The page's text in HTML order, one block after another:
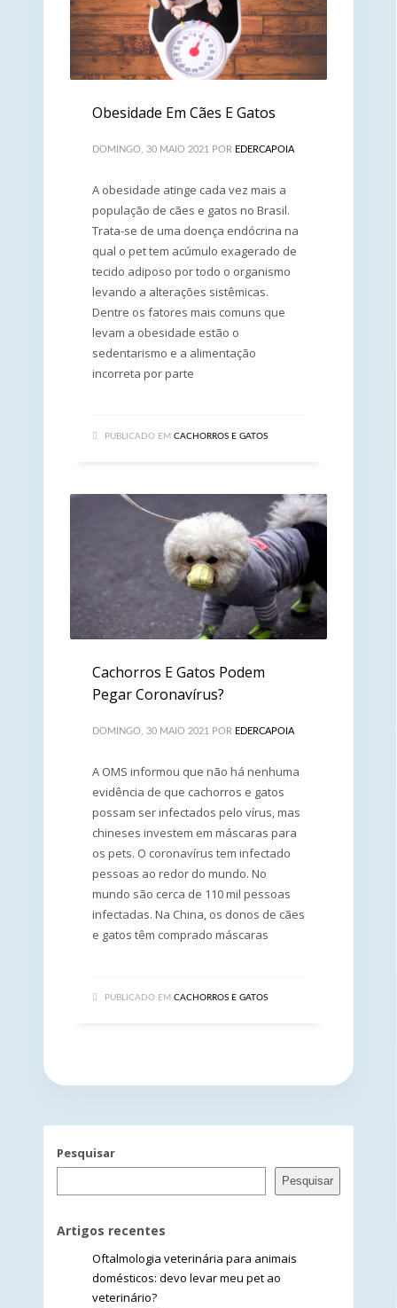
Obesidade Em Cães E Gatos
DOMINGO, 30 MAIO 2021 POR EDERCAPOIA
A obesidade atinge cada vez mais a
população de cães e gatos no Brasil.
Trata-se de uma doença endócrina na
qual o pet tem acúmulo exagerado de
tecido adiposo por todo o organismo
levando a alterações sistêmicas.
Dentre os fatores mais comuns que
levam a obesidade estão o
sedentarismo e a alimentação
incorreta por parte
PUBLICADO EM CACHORROS E GATOS
Cachorros E Gatos Podem
Pegar Coronavírus?
DOMINGO, 30 MAIO 2021 POR EDERCAPOIA
A OMS informou que não há nenhuma
evidência de que cachorros e gatos
possam ser infectados pelo vírus, mas
chineses investem em máscaras para
os pets. O coronavírus tem infectado
pessoas ao redor do mundo. No
mundo são cerca de 110 mil pessoas
infectadas. Na China, os donos de cães
e gatos têm comprado máscaras
PUBLICADO EM CACHORROS E GATOS
Pesquisar
Pesquisar
Artigos recentes
Oftalmologia veterinária para animais
domésticos: devo levar meu pet ao
veterinário?